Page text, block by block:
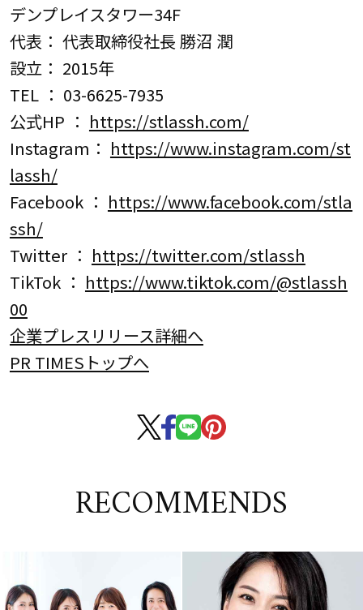
デンプレイスタワー34F
代表： 代表取締役社長 勝沼 潤
設立： 2015年
TEL ： 03-6625-7935
公式HP ： https://stlassh.com/
Instagram： https://www.instagram.com/st
lassh/
Facebook ： https://www.facebook.com/stla
ssh/
Twitter ： https://twitter.com/stlassh
TikTok ： https://www.tiktok.com/@stlassh
00
企業プレスリリース詳細へ
PR TIMESトップへ
RECOMMENDS